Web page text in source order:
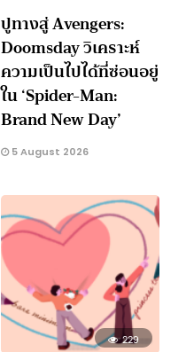
ปูทางสู่ Avengers:
Doomsday วิเคราะห์
ความเป็นไปได้ที่ซ่อนอยู่
ใน ‘Spider-Man:
Brand New Day’
5 August 2026
229